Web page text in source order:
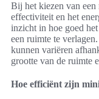
Bij het kiezen van
effectiviteit en het
inzicht in hoe goed
een ruimte te
kunnen variëren
grootte van de ruimte
Hoe efficiënt zijn